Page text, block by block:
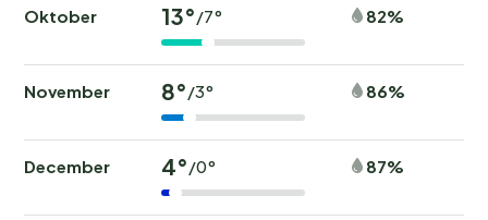
Oktober 13°/7° 82%
November 8°/3° 86%
December 4°/0° 87%